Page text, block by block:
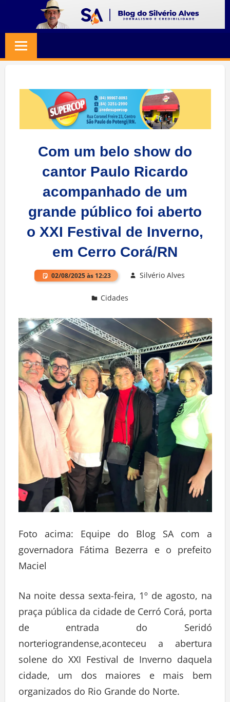
content
SILVERIO
ALVES
Jornalismo
Credibilidade
Com um belo show do
cantor Paulo Ricardo
acompanhado de um
grande público foi aberto
o XXI Festival de Inverno,
em Cerro Corá/RN
02/08/2025 às 12:23 Silvério Alves
Cidades
Foto acima: Equipe do Blog SA com a
governadora Fátima Bezerra e o prefeito
Maciel
Na noite dessa sexta-feira, 1º de agosto, na
praça pública da cidade de Cerró Corá, porta
de entrada do Seridó
norteriograndense,aconteceu a abertura
solene do XXI Festival de Inverno daquela
cidade, um dos maiores e mais bem
organizados do Rio Grande do Norte.